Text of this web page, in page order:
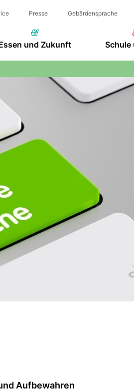
Presse Gebärdensprache
und Zukunft Schule
Aufbewahren